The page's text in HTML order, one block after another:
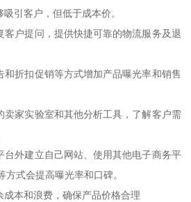
引客户，但低于成本价。
客户提问，提供快捷可靠的物流服务及退
和折扣促销等方式增加产品曝光率和销售
卖家实验室和其他分析工具，了解客户需
台外建立自己网站、使用其他电子商务平
式会提高曝光率和口碑。
本和浪费，确保产品价格合理